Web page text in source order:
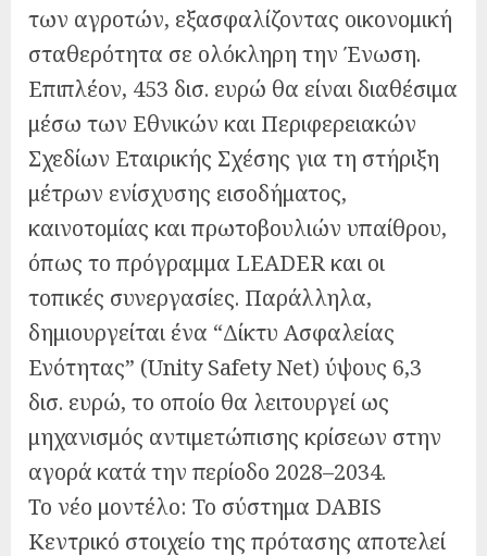
των αγροτών, εξασφαλίζοντας οικονομική
σταθερότητα σε ολόκληρη την Ένωση.
Επιπλέον, 453 δισ. ευρώ θα είναι διαθέσιμα
μέσω των Εθνικών και Περιφερειακών
Σχεδίων Εταιρικής Σχέσης για τη στήριξη
μέτρων ενίσχυσης εισοδήματος,
καινοτομίας και πρωτοβουλιών υπαίθρου,
όπως το πρόγραμμα LEADER και οι
τοπικές συνεργασίες. Παράλληλα,
δημιουργείται ένα “Δίκτυ Ασφαλείας
Ενότητας” (Unity Safety Net) ύψους 6,3
δισ. ευρώ, το οποίο θα λειτουργεί ως
μηχανισμός αντιμετώπισης κρίσεων στην
αγορά κατά την περίοδο 2028–2034.
Το νέο μοντέλο: Το σύστημα DABIS
Κεντρικό στοιχείο της πρότασης αποτελεί